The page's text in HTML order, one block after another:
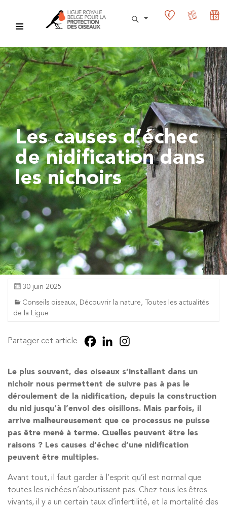
Les causes d’échec
de nidification dans
les nichoirs
30 juin 2025
Conseils oiseaux, Découvrir la nature,
Toutes les actualités
de la Ligue
Partager cet article
Le plus souvent, des oiseaux s’installant dans un
nichoir nous permettent de suivre pas à pas le
déroulement de la nidification, depuis la construction
du nid jusqu’à l’envol des oisillons. Mais parfois, il
arrive malheureusement que ce processus ne puisse
pas être mené à terme. Quelles peuvent être les
raisons ? Les causes d’échec d’une nidification
peuvent être multiples.
Avant tout, il faut garder à l’esprit qu’il est normal que
toutes les nichées n’aboutissent pas. Chez tous les êtres
vivants, il y a un certain taux d’infertilité, et la mortalité des